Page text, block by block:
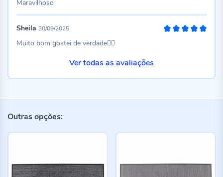
Maravilhoso
Sheila 30/09/2025
Muito bom gostei de verdade👍🏻
Ver todas as avaliações
Outras opções: